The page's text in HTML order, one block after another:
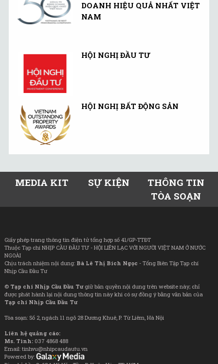
DOANH HIỆU QUẢ NHẤT VIỆT
NAM
HỘI NGHỊ ĐẦU TƯ
HỘI NGHỊ BẤT ĐỘNG SẢN
MEDIA KIT SỰ KIỆN
THÔNG TIN
TÒA SOẠN
Giấy phép trang thông tin điện tử tổng hợp số 41/GP-TTĐT
Thuộc Tạp chí NHỊP CẦU ĐẦU TƯ - HỘI LIÊN LẠC VỚI NGƯỜI VIỆT NAM Ở NƯỚC
NGOÀI
Chịu trách nhiệm nội dung: Bà Lê Thị Bích Ngọc - Tổng Biên Tập Tạp chí
Nhịp Cầu Đầu Tư
© Tạp chí Nhịp Cầu Đầu Tưgiữ bản quyền nội dung trên website này; chỉ
được phát hành lại nội dung thông tin này khi có sự đồng ý bằng văn bản của
Tạp chí Nhịp Cầu Đầu Tư
Tòa soạn: Số 2, ngách 11 ngõ 28 Dương Khuê, P. Từ Liêm, Hà Nội
Liên hệ quảng cáo:
Ms. Tình: 037 4868 488
Email: tinhvu@nhipcaudautu.vn
Powered by: